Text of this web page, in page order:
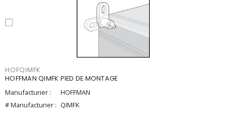
HOFQIMFK
HOFFMAN QIMFK PIED DE MONTAGE
Manufacturier :
HOFFMAN
# Manufacturier : QIMFK